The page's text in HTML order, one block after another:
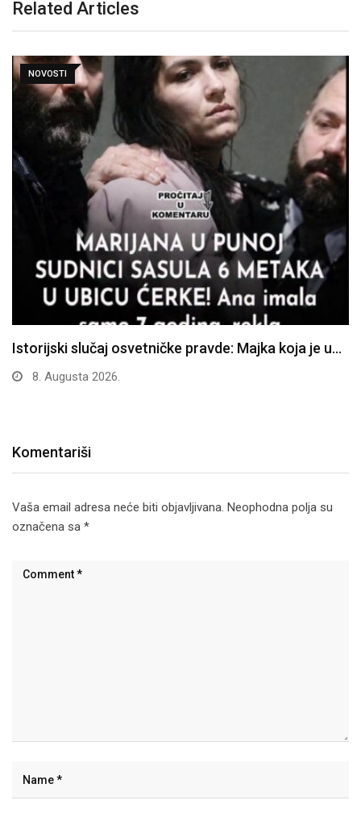
Related Articles
NOVOSTI
Istorijski slučaj osvetničke pravde: Majka koja je u…
8. Augusta 2026.
Komentariši
Vaša email adresa neće biti objavljivana. Neophodna polja su
označena sa *